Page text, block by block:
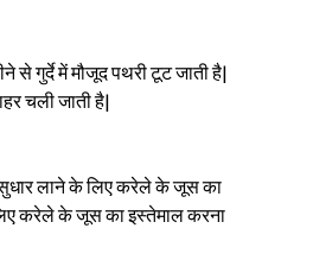
गुर्दे में मौजूद पथरी टूट जाती है|
चली जाती है|
सुधार लाने के लिए करेले के जूस का
करेले के जूस का इस्तेमाल करना